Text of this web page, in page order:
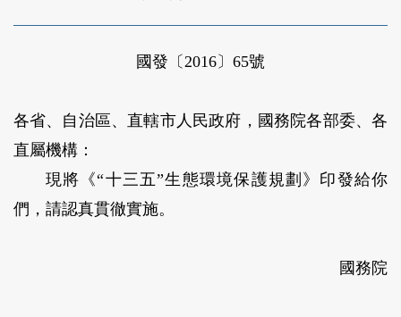
國發〔2016〕65號
各省、自治區、直轄市人民政府，國務院各部委、各
直屬機構：
現將《“十三五”生態環境保護規劃》印發給你
們，請認真貫徹實施。
國務院